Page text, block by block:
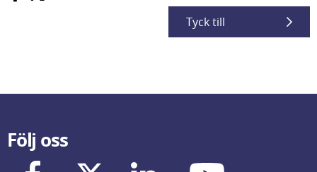
Tyck till
Följ oss